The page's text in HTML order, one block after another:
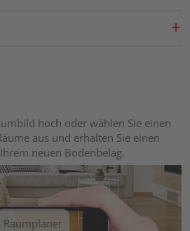
hoch oder wählen Sie einen
aus und erhalten Sie einen
neuen Bodenbelag.
Raumplaner